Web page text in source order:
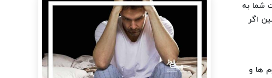
شما به
اگر
ها و